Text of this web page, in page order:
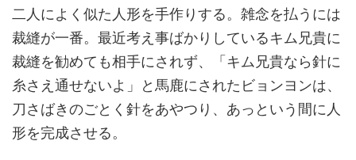
二人によく似た人形を手作りする。雑念を払うには
裁縫が一番。最近考え事ばかりしているキム兄貴に
裁縫を勧めても相手にされず、「キム兄貴なら針に
糸さえ通せないよ」と馬鹿にされたビョンヨンは、
刀さばきのごとく針をあやつり、あっという間に人
形を完成させる。